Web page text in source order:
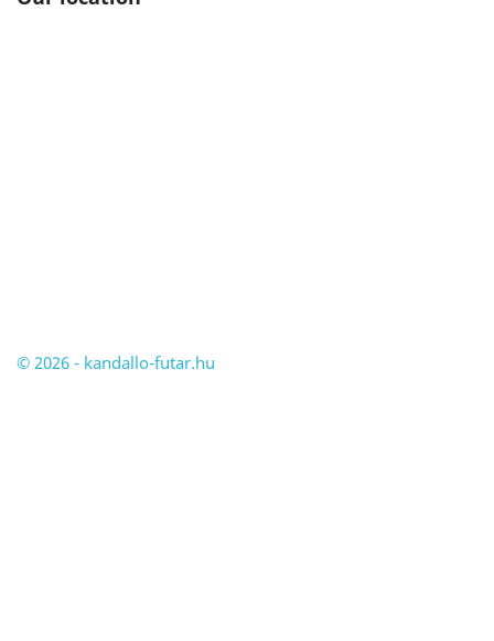
© 2026 - kandallo-futar.hu